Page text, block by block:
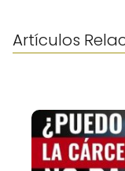
Artículos